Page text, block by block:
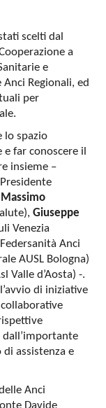
scelti dal
a
e
Regionali, ed
per
lo spazio
far conoscere il
insieme –
Massimo
Giuseppe
Venezia
Anci
AUSL Bologna)
Valle d’Aosta) -.
di iniziative
dall’importante
assistenza e
Anci
Davide